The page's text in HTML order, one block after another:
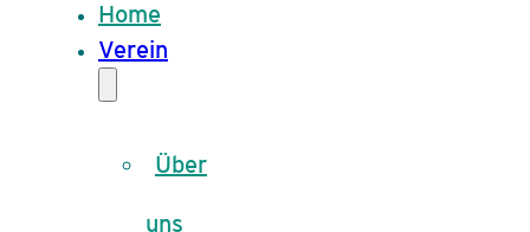
Home
Verein
Über
uns